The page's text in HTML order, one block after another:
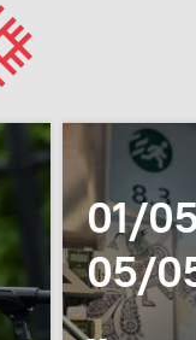
01/
05/